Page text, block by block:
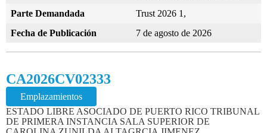
Parte Demandada
Trust 2026 1,
Fecha de Publicación
7 de agosto de 2026
CA2026CV02333
Emplazamientos
ESTADO LIBRE ASOCIADO DE PUERTO RICO TRIBUNAL
DE PRIMERA INSTANCIA SALA SUPERIOR DE